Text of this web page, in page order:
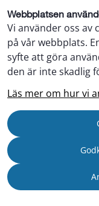
Webbplatsen
Vi använder oss
på vår webbplats.
syfte att göra
den är inte skadlig
Läs mer om hur vi